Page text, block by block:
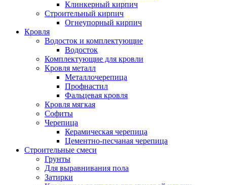
Клинкерный кирпич
Строительный кирпич
Огнеупорный кирпич
Кровля
Водосток и комплектующие
Водосток
Комплектующие для кровли
Кровля металл
Металлочерепица
Профнастил
Фальцевая кровля
Кровля мягкая
Софиты
Черепица
Керамическая черепица
Цементно-песчаная черепица
Строительные смеси
Грунты
Для выравнивания пола
Затирки